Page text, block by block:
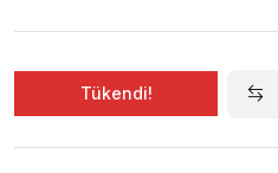
Tükendi!